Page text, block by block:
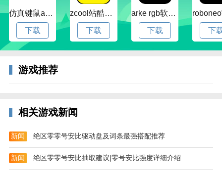
3、首页精选内容每日更新可浏览关注作品图片数量会
仿真键鼠app官方版下载v1.4.3.58 安卓最新版
下载
zcool站酷官方版下载v5.15.0 安卓最新版本
下载
arke rgb软件下载v20.0 安卓版
下载 下
游戏推荐
相关游戏新闻
新闻 绝区零零号安比驱动盘及词条最强搭配推荐
新闻 绝区零零号安比抽取建议|零号安比强度详细介绍